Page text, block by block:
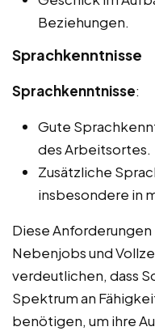
Beziehungen.
Sprachkenntnisse
Sprachkenntnisse:
Gute
des Arbeitsortes.
Zusätzliche
insbesondere in
Diese
Nebenjobs und
verdeutlichen, dass
Spektrum an
benötigen, um ihre